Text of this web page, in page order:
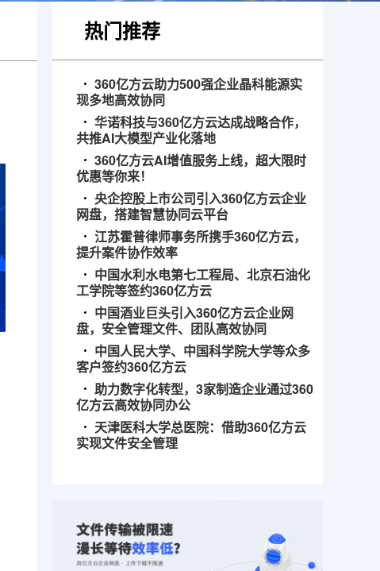
热门推荐
360亿方云助力500强企业晶科能源实
现多地高效协同
华诺科技与360亿方云达成战略合作，
共推AI大模型产业化落地
360亿方云AI增值服务上线，超大限时
优惠等你来！
央企控股上市公司引入360亿方云企业
网盘，搭建智慧协同云平台
江苏霍普律师事务所携手360亿方云，
提升案件协作效率
中国水利水电第七工程局、北京石油化
工学院等签约360亿方云
中国酒业巨头引入360亿方云企业网
盘，安全管理文件、团队高效协同
中国人民大学、中国科学院大学等众多
客户签约360亿方云
助力数字化转型，3家制造企业通过360
亿方云高效协同办公
天津医科大学总医院：借助360亿方云
实现文件安全管理